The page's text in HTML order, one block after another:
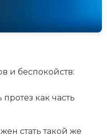
и беспокойств:
как часть
стать такой же